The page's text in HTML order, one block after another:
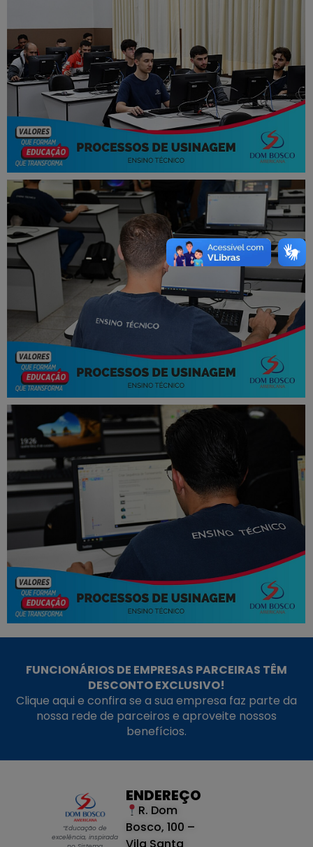
FUNCIONÁRIOS DE EMPRESAS PARCEIRAS TÊM
DESCONTO EXCLUSIVO!
Clique aqui e confira se a sua empresa faz parte da
nossa rede de parceiros e aproveite nossos
benefícios.
“Educação de
excelência, inspirada
ENDEREÇO
R. Dom
Bosco, 100 –